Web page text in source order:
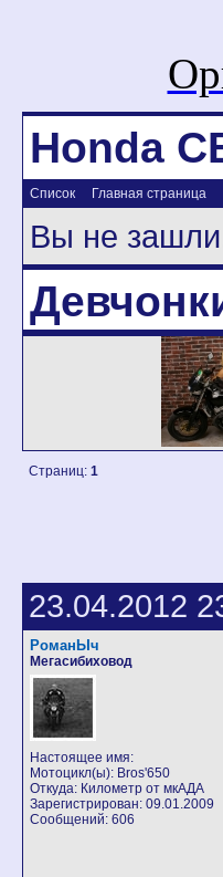
Honda
Список Главная страница
Вы не
Страниц: 1
23.04.2012
РоманЫч
Мегасибиховод
Настоящее имя:
Мотоцикл(ы): Bros'650
Откуда: Километр от мкАДА
Зарегистрирован: 09.01.2009
Сообщений: 606